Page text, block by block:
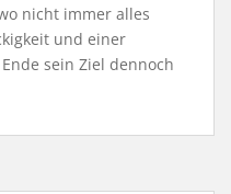
nicht immer alles
und einer
sein Ziel dennoch